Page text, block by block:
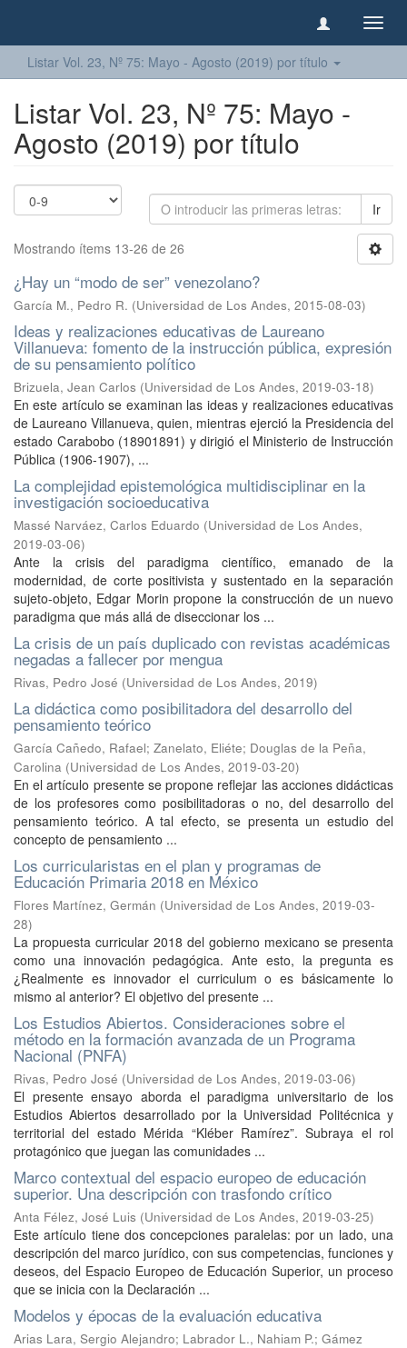
Listar Vol. 23, Nº 75: Mayo - Agosto (2019) por título
Listar Vol. 23, Nº 75: Mayo -
Agosto (2019) por título
Ir
Mostrando ítems 13-26 de 26
¿Hay un “modo de ser” venezolano?
García M., Pedro R. (Universidad de Los Andes, 2015-08-03)
Ideas y realizaciones educativas de Laureano
Villanueva: fomento de la instrucción pública, expresión
de su pensamiento político
Brizuela, Jean Carlos (Universidad de Los Andes, 2019-03-18)
En este artículo se examinan las ideas y realizaciones educativas
de Laureano Villanueva, quien, mientras ejerció la Presidencia del
estado Carabobo (18901891) y dirigió el Ministerio de Instrucción
Pública (1906-1907), ...
La complejidad epistemológica multidisciplinar en la
investigación socioeducativa
Massé Narváez, Carlos Eduardo (Universidad de Los Andes,
2019-03-06)
Ante la crisis del paradigma científico, emanado de la
modernidad, de corte positivista y sustentado en la separación
sujeto-objeto, Edgar Morin propone la construcción de un nuevo
paradigma que más allá de diseccionar los ...
La crisis de un país duplicado con revistas académicas
negadas a fallecer por mengua
Rivas, Pedro José (Universidad de Los Andes, 2019)
La didáctica como posibilitadora del desarrollo del
pensamiento teórico
García Cañedo, Rafael; Zanelato, Eliéte; Douglas de la Peña,
Carolina (Universidad de Los Andes, 2019-03-20)
En el artículo presente se propone reflejar las acciones didácticas
de los profesores como posibilitadoras o no, del desarrollo del
pensamiento teórico. A tal efecto, se presenta un estudio del
concepto de pensamiento ...
Los curricularistas en el plan y programas de
Educación Primaria 2018 en México
Flores Martínez, Germán (Universidad de Los Andes, 2019-03-
28)
La propuesta curricular 2018 del gobierno mexicano se presenta
como una innovación pedagógica. Ante esto, la pregunta es
¿Realmente es innovador el curriculum o es básicamente lo
mismo al anterior? El objetivo del presente ...
Los Estudios Abiertos. Consideraciones sobre el
método en la formación avanzada de un Programa
Nacional (PNFA)
Rivas, Pedro José (Universidad de Los Andes, 2019-03-06)
El presente ensayo aborda el paradigma universitario de los
Estudios Abiertos desarrollado por la Universidad Politécnica y
territorial del estado Mérida “Kléber Ramírez”. Subraya el rol
protagónico que juegan las comunidades ...
Marco contextual del espacio europeo de educación
superior. Una descripción con trasfondo crítico
Anta Félez, José Luis (Universidad de Los Andes, 2019-03-25)
Este artículo tiene dos concepciones paralelas: por un lado, una
descripción del marco jurídico, con sus competencias, funciones y
deseos, del Espacio Europeo de Educación Superior, un proceso
que se inicia con la Declaración ...
Modelos y épocas de la evaluación educativa
Arias Lara, Sergio Alejandro; Labrador L., Nahiam P.; Gámez